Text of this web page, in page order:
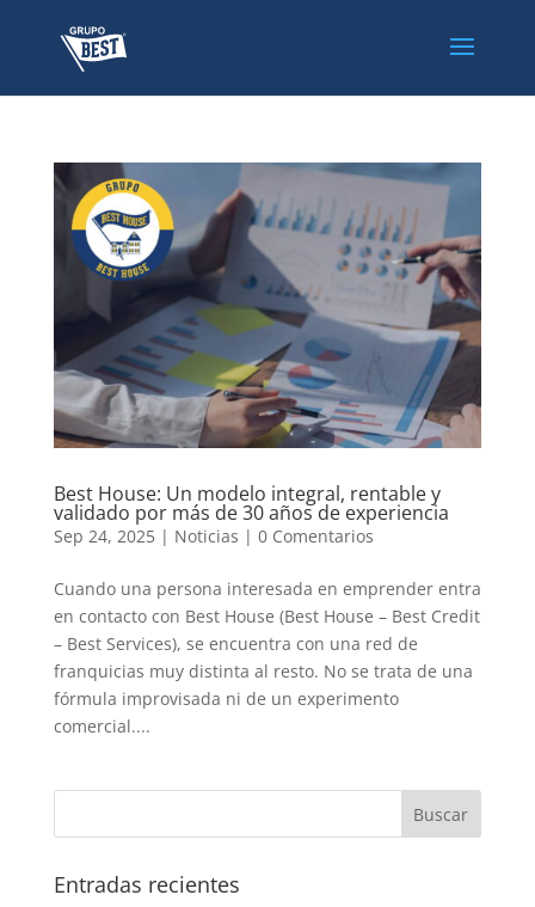
Best House: Un modelo integral, rentable y
validado por más de 30 años de experiencia
Sep 24, 2025| Noticias | 0 Comentarios
Cuando una persona interesada en emprender entra
en contacto con Best House (Best House – Best Credit
– Best Services), se encuentra con una red de
franquicias muy distinta al resto. No se trata de una
fórmula improvisada ni de un experimento
comercial....
Entradas recientes